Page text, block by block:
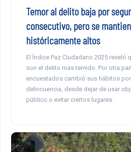
Temor al delito baja por
consecutivo, pero se
históricamente altos
El Índice Paz Ciudadano 2025 reveló
son el delito más temido. Por otra
encuestados cambió sus hábitos
delincuencia, desde dejar de usar
público o evitar ciertos lugares.